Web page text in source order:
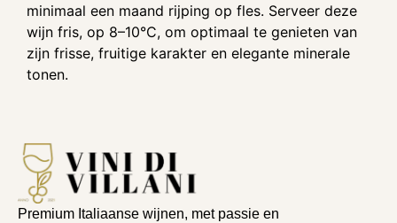
minimaal een maand rijping op fles. Serveer deze
wijn fris, op 8–10°C, om optimaal te genieten van
zijn frisse, fruitige karakter en elegante minerale
tonen.
Premium Italiaanse wijnen, met passie en